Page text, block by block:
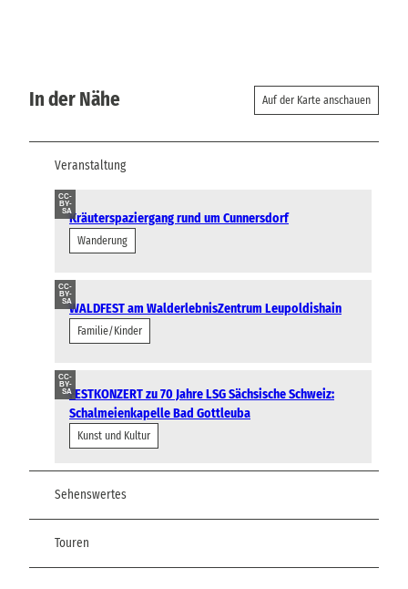
In der Nähe Auf der Karte anschauen
Veranstaltung
CC-
BY-
SAKräuterspaziergang rund um Cunnersdorf
Wanderung
CC-
BY-
SAWALDFEST am WalderlebnisZentrum Leupoldishain
Familie/Kinder
CC-
BY-
SAFESTKONZERT zu 70 Jahre LSG Sächsische Schweiz:
Schalmeienkapelle Bad Gottleuba
Kunst und Kultur
Sehenswertes
Touren